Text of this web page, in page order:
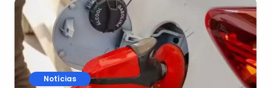
Notícias